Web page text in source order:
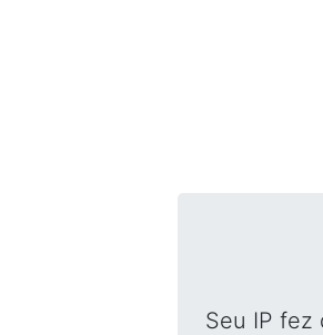
Seu IP fez